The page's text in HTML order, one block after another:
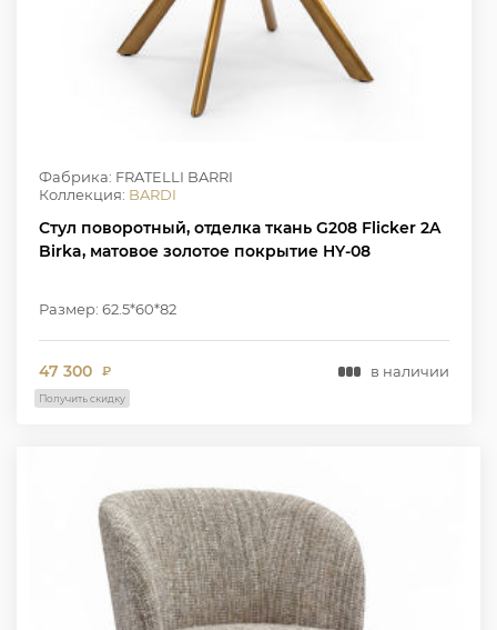
Фабрика: FRATELLI BARRI
Коллекция: BARDI
Стул поворотный, отделка ткань G208 Flicker 2A
Birka, матовое золотое покрытие HY-08
Размер: 62.5*60*82
47 300 ₽ в наличии
Получить скидку